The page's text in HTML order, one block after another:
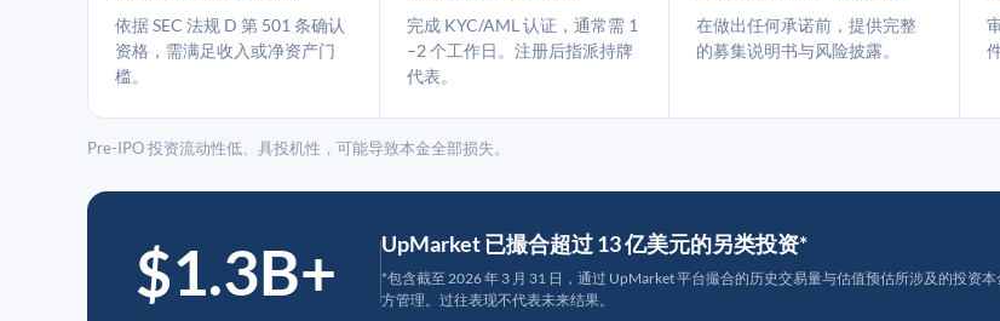
依据 SEC 法规 D 第 501 条确认
资格，需满足收入或净资产门
槛。
完成 KYC/AML 认证，通常需 1
–2 个工作日。注册后指派持牌
代表。
在做出任何承诺前，提供完整
的募集说明书与风险披露。
Pre-IPO 投资流动性低、具投机性，可能导致本金全部损失。
$1.3B+ UpMarket 已撮合超过 13 亿美元的另类投资*
*包含截至 2026 年 3 月 31 日，通过 UpMarket 平台撮合的历史交易量与估值预估所涉及的投资
方管理。过往表现不代表未来结果。